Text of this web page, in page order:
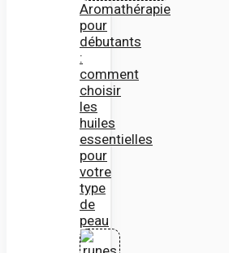
Aromathérapie
pour
débutants
:
comment
choisir
les
huiles
essentielles
pour
votre
type
de
peau